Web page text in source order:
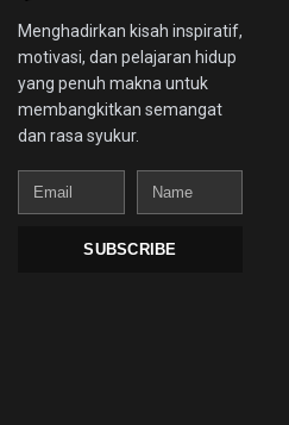
Menghadirkan kisah inspiratif,
motivasi, dan pelajaran hidup
yang penuh makna untuk
membangkitkan semangat
dan rasa syukur.
Email
Name
SUBSCRIBE